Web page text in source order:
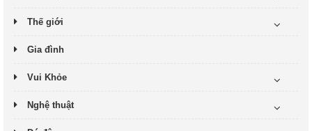
Thế giới
Gia đình
Vui Khỏe
Nghệ thuật